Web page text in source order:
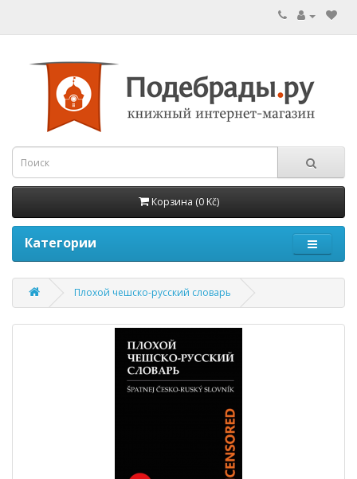
Корзина (0 Kč)
Категории
Плохой чешско-русский словарь